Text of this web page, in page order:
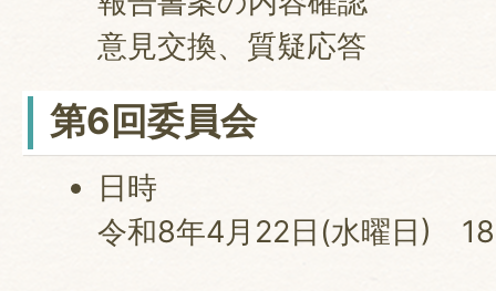
意見交換、質疑応答
第6回委員会
日時
令和8年4月22日(水曜日)